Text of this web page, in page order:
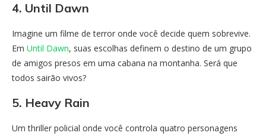
4. Until Dawn
Imagine um filme de terror onde você decide quem sobrevive.
Em Until Dawn, suas escolhas definem o destino de um grupo
de amigos presos em uma cabana na montanha. Será que
todos sairão vivos?
5. Heavy Rain
Um thriller policial onde você controla quatro personagens